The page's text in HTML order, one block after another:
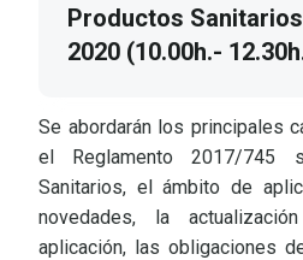
Productos
2020 (10.00h.-
Se abordarán los principales
el Reglamento 2017/745
Sanitarios, el ámbito de
novedades, la
aplicación, las obligaciones